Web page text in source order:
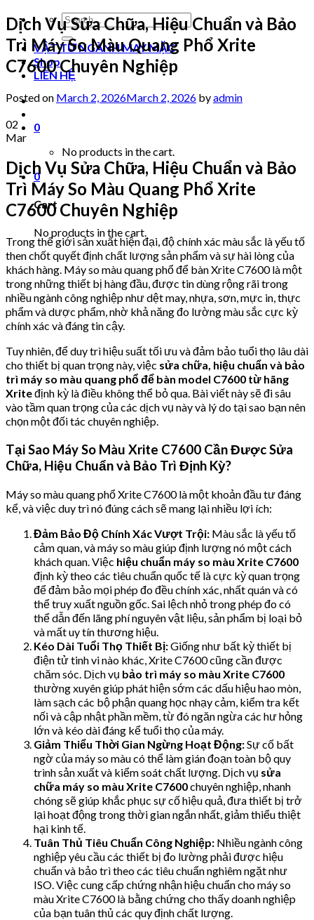
Search
for:
VẬT TƯ NGÀNH MAY MẶC
Shop
LIÊN HỆ
0
No products in the cart.
0
Cart
No products in the cart.
Dịch Vụ Sửa Chữa, Hiệu Chuẩn và Bảo
Trì Máy So Màu Quang Phổ Xrite
C7600 Chuyên Nghiệp
Posted on March 2, 2026March 2, 2026 byadmin
02
Mar
Dịch Vụ Sửa Chữa, Hiệu Chuẩn và Bảo
Trì Máy So Màu Quang Phổ Xrite
C7600 Chuyên Nghiệp
Trong thế giới sản xuất hiện đại, độ chính xác màu sắc là yếu tố
then chốt quyết định chất lượng sản phẩm và sự hài lòng của
khách hàng. Máy so màu quang phổ để bàn Xrite C7600 là một
trong những thiết bị hàng đầu, được tin dùng rộng rãi trong
nhiều ngành công nghiệp như dệt may, nhựa, sơn, mực in, thực
phẩm và dược phẩm, nhờ khả năng đo lường màu sắc cực kỳ
chính xác và đáng tin cậy.
Tuy nhiên, để duy trì hiệu suất tối ưu và đảm bảo tuổi thọ lâu dài
cho thiết bị quan trọng này, việc sửa chữa, hiệu chuẩn và bảo
trì máy so màu quang phổ để bàn model C7600 từ hãng
Xriteđịnh kỳ là điều không thể bỏ qua. Bài viết này sẽ đi sâu
vào tầm quan trọng của các dịch vụ này và lý do tại sao bạn nên
chọn một đối tác chuyên nghiệp.
Tại Sao Máy So Màu Xrite C7600 Cần Được Sửa
Chữa, Hiệu Chuẩn và Bảo Trì Định Kỳ?
Máy so màu quang phổ Xrite C7600 là một khoản đầu tư đáng
kể, và việc duy trì nó đúng cách sẽ mang lại nhiều lợi ích:
Đảm Bảo Độ Chính Xác Vượt Trội: Màu sắc là yếu tố
cảm quan, và máy so màu giúp định lượng nó một cách
khách quan. Việc hiệu chuẩn máy so màu Xrite C7600
định kỳ theo các tiêu chuẩn quốc tế là cực kỳ quan trọng
để đảm bảo mọi phép đo đều chính xác, nhất quán và có
thể truy xuất nguồn gốc. Sai lệch nhỏ trong phép đo có
thể dẫn đến lãng phí nguyên vật liệu, sản phẩm bị loại bỏ
và mất uy tín thương hiệu.
Kéo Dài Tuổi Thọ Thiết Bị:Giống như bất kỳ thiết bị
điện tử tinh vi nào khác, Xrite C7600 cũng cần được
chăm sóc. Dịch vụ bảo trì máy so màu Xrite C7600
thường xuyên giúp phát hiện sớm các dấu hiệu hao mòn,
làm sạch các bộ phận quang học nhạy cảm, kiểm tra kết
nối và cập nhật phần mềm, từ đó ngăn ngừa các hư hỏng
lớn và kéo dài đáng kể tuổi thọ của máy.
Giảm Thiểu Thời Gian Ngừng Hoạt Động:Sự cố bất
ngờ của máy so màu có thể làm gián đoạn toàn bộ quy
trình sản xuất và kiểm soát chất lượng. Dịch vụ sửa
chữa máy so màu Xrite C7600chuyên nghiệp, nhanh
chóng sẽ giúp khắc phục sự cố hiệu quả, đưa thiết bị trở
lại hoạt động trong thời gian ngắn nhất, giảm thiểu thiệt
hại kinh tế.
Tuân Thủ Tiêu Chuẩn Công Nghiệp: Nhiều ngành công
nghiệp yêu cầu các thiết bị đo lường phải được hiệu
chuẩn và bảo trì theo các tiêu chuẩn nghiêm ngặt như
ISO. Việc cung cấp chứng nhận hiệu chuẩn cho máy so
màu Xrite C7600 là bằng chứng cho thấy doanh nghiệp
của bạn tuân thủ các quy định chất lượng.